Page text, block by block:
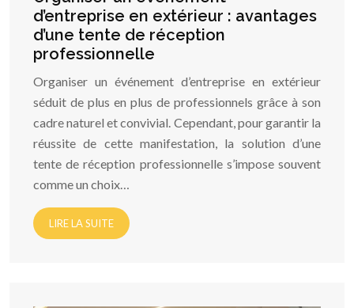
d’entreprise en extérieur : avantages
d’une tente de réception
professionnelle
Organiser un événement d’entreprise en extérieur
séduit de plus en plus de professionnels grâce à son
cadre naturel et convivial. Cependant, pour garantir la
réussite de cette manifestation, la solution d’une
tente de réception professionnelle s’impose souvent
comme un choix…
LIRE LA SUITE